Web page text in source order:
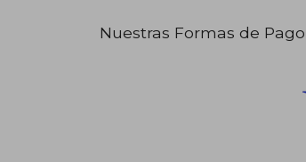
Nuestras Formas de Pago